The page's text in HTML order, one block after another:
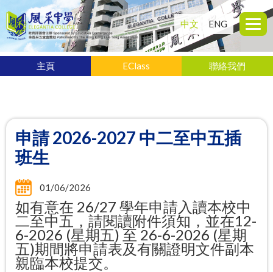
主頁 EClass 聯絡我們
中文 ENG
申請 2026-2027 中二至中五插
班生
01/06/2026
如有意在 26/27 學年申請入讀本校中
二至中五，請閱讀附件須知，並在12-
6-2026 (星期五) 至 26-6-2026 (星期
五)期間將申請表及有關證明文件副本
親臨本校提交。